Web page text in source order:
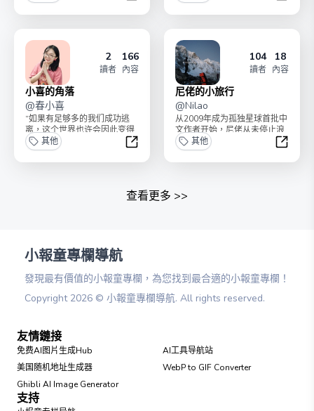
子。 我们的播...
认真编辑手记还可以谈一些有用的、...
与思隐
2
讀者
166
內容
小喜的角落
@春小喜
“如果有足够多的我们成功逃
离，这个世界也许会因此变得
更好一些” 角落是我对逃离的
尝试。 欢迎你暂...
其他
小喜的角落
104
讀者
18
內容
尼佬的小旅行
@Nilao
从2009年成为孤独星球首批中
文作者开始，尼佬从未停止浪
游，即使是在抗疫三年。他不
敢声称这是什么大旅...
其他
尼佬
查看更多 >>
小報童專欄導航
發現最有價值的小報童專欄，為您找到最合適的小報童專欄！
Copyright 2026 © 小報童專欄導航. All rights reserved.
友情鏈接
免费AI图片生成Hub
AI工具导航站
美国随机地址生成器
WebP to GIF Converter
Ghibli AI Image Generator
支持